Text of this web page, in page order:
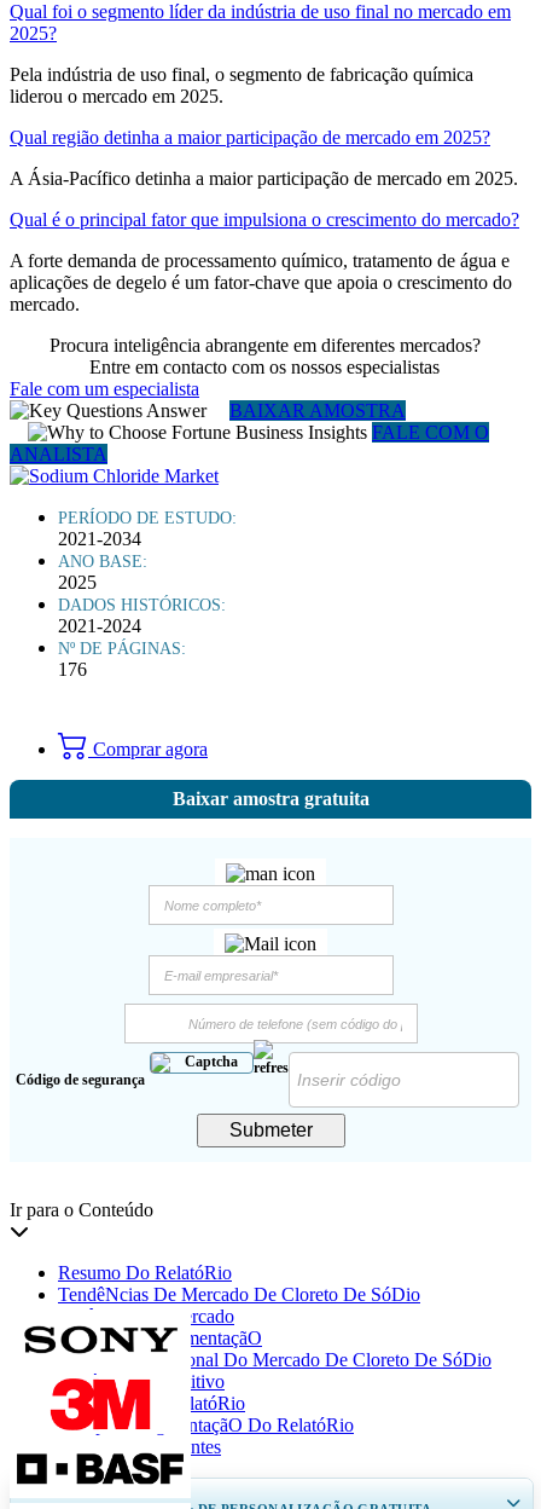
Qual foi o segmento líder da indústria de uso final no mercado em
2025?
Pela indústria de uso final, o segmento de fabricação química
liderou o mercado em 2025.
Qual região detinha a maior participação de mercado em 2025?
A Ásia-Pacífico detinha a maior participação de mercado em 2025.
Qual é o principal fator que impulsiona o crescimento do mercado?
A forte demanda de processamento químico, tratamento de água e
aplicações de degelo é um fator-chave que apoia o crescimento do
mercado.
Procura inteligência abrangente em diferentes mercados?
Entre em contacto com os nossos especialistas
Fale com um especialista
BAIXAR AMOSTRA
FALE COM O
ANALISTA
PERÍODO DE ESTUDO:
2021-2034
ANO BASE:
2025
DADOS HISTÓRICOS:
2021-2024
Nº DE PÁGINAS:
176
Comprar agora
Baixar amostra gratuita
Código de segurança
Submeter
Ir para o Conteúdo
Resumo Do RelatóRio
TendêNcias De Mercado De Cloreto De SóDio
DinâMica De Mercado
AnáLise De SegmentaçãO
Perspectiva Regional Do Mercado De Cloreto De SóDio
CenáRio Competitivo
Cobertura Do RelatóRio
Escopo E SegmentaçãO Do RelatóRio
Perguntas Frequentes